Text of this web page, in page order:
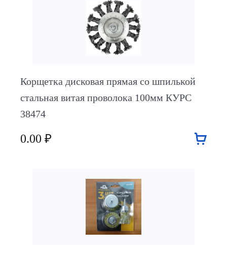
Корщетка дисковая прямая со шпилькой
стальная витая проволока 100мм КУРС
38474
0.00 ₽